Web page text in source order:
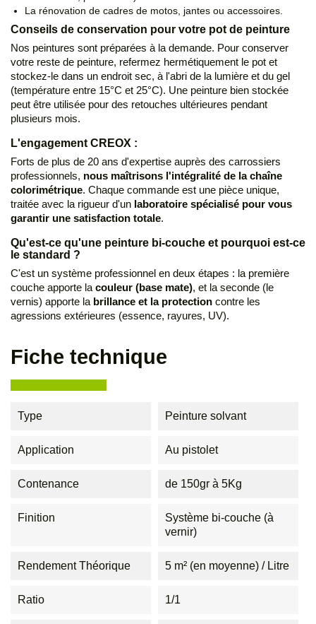
La rénovation de cadres de motos, jantes ou accessoires.
Conseils de conservation pour votre pot de peinture
Nos peintures sont préparées à la demande. Pour conserver
votre reste de peinture, refermez hermétiquement le pot et
stockez-le dans un endroit sec, à l'abri de la lumière et du gel
(température entre 15°C et 25°C). Une peinture bien stockée
peut être utilisée pour des retouches ultérieures pendant
plusieurs mois.
L'engagement CREOX :
Forts de plus de 20 ans d'expertise auprès des carrossiers
professionnels, nous maîtrisons l'intégralité de la chaîne
colorimétrique. Chaque commande est une pièce unique,
traitée avec la rigueur d'un laboratoire spécialisé pour vous
garantir une satisfaction totale.
Qu'est-ce qu'une peinture bi-couche et pourquoi est-ce
le standard ?
C'est un système professionnel en deux étapes : la première
couche apporte lacouleur (base mate), et la seconde (le
vernis) apporte la brillance et la protection contre les
agressions extérieures (essence, rayures, UV).
Fiche technique
Type Peinture solvant
Application Au pistolet
Contenance de 150gr à 5Kg
Finition
Système bi-couche (à
vernir)
Rendement Théorique 5 m² (en moyenne) / Litre
Ratio 1/1